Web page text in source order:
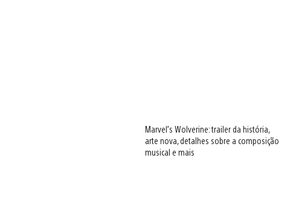
Marvel’s Wolverine: trailer da história,
arte nova, detalhes sobre a composição
musical e mais